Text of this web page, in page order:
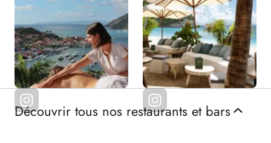
Découvrir tous nos restaurants et bars